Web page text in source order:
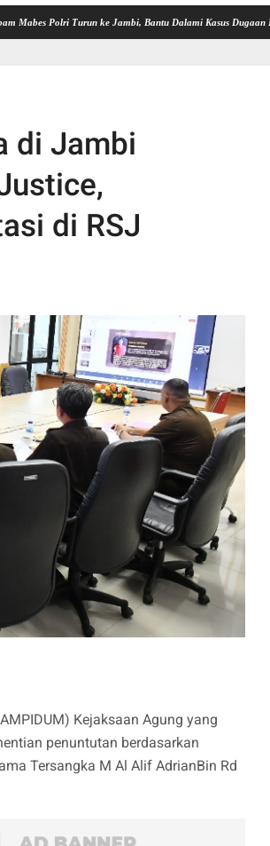
Turun ke Jambi, Bantu Dalami Kasus Dugaan Penipuan
di Jambi
di RSJ
Kejaksaan Agung yang
penuntutan berdasarkan
Tersangka M Al Alif AdrianBin Rd